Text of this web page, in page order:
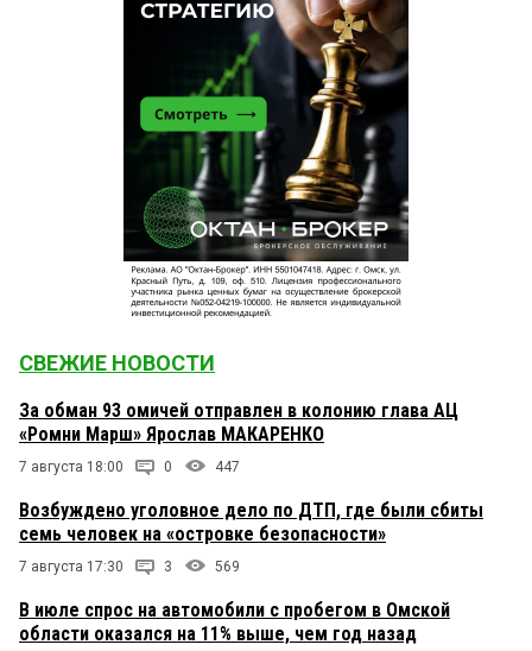
СВЕЖИЕ НОВОСТИ
За обман 93 омичей отправлен в колонию глава АЦ
«Ромни Марш» Ярослав МАКАРЕНКО
7 августа 18:00 0 447
Возбуждено уголовное дело по ДТП, где были сбиты
семь человек на «островке безопасности»
7 августа 17:30 3 569
В июле спрос на автомобили с пробегом в Омской
области оказался на 11% выше, чем год назад